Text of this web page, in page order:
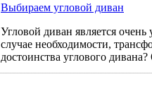
Выбираем угловой диван
Угловой диван является
случае необходимости,
достоинства углового